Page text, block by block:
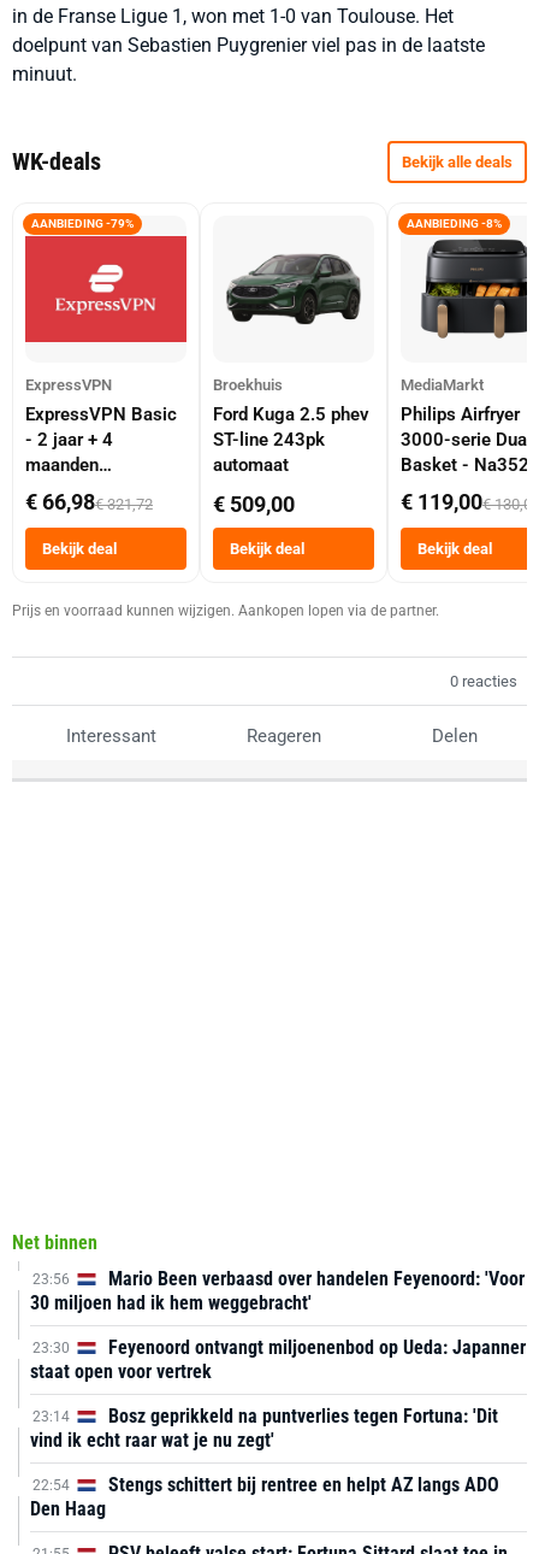
in de Franse Ligue 1, won met 1-0 van Toulouse. Het
doelpunt van Sebastien Puygrenier viel pas in de laatste
minuut.
WK-deals Bekijk alle deals
AANBIEDING -79%
ExpressVPN
ExpressVPN Basic
- 2 jaar + 4
maanden
abonnement
€ 66,98€ 321,72
Bekijk deal
Broekhuis
Ford Kuga 2.5 phev
ST-line 243pk
automaat
€ 509,00
Bekijk deal
AANBIEDING -8%
MediaMarkt
Philips Airfryer
3000-serie Dual
Basket -
Dubbele Mand 9
Tot 6 Personen
Heteluchtfriteuse
Zwart
€ 119,00€ 130,00
Bekijk deal
Prijs en voorraad kunnen wijzigen. Aankopen lopen via de partner.
0 reacties
Interessant Reageren Delen
Net binnen
23:56
Mario Been verbaasd over handelen Feyenoord: 'Voor
30 miljoen had ik hem weggebracht'
23:30
Feyenoord ontvangt miljoenenbod op Ueda: Japanner
staat open voor vertrek
23:14
Bosz geprikkeld na puntverlies tegen Fortuna: 'Dit
vind ik echt raar wat je nu zegt'
22:54
Stengs schittert bij rentree en helpt AZ langs ADO
Den Haag